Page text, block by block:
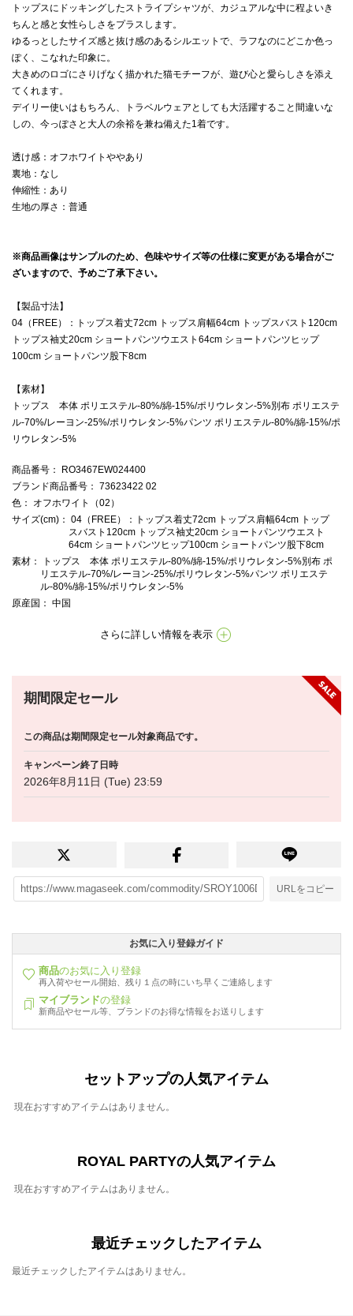
トップスにドッキングしたストライプシャツが、カジュアルな中に程よいき
ちんと感と女性らしさをプラスします。
ゆるっとしたサイズ感と抜け感のあるシルエットで、ラフなのにどこか色っ
ぽく、こなれた印象に。
大きめのロゴにさりげなく描かれた猫モチーフが、遊び心と愛らしさを添え
てくれます。
デイリー使いはもちろん、トラベルウェアとしても大活躍すること間違いな
しの、今っぽさと大人の余裕を兼ね備えた1着です。
透け感：オフホワイトややあり
裏地：なし
伸縮性：あり
生地の厚さ：普通
※商品画像はサンプルのため、色味やサイズ等の仕様に変更がある場合がご
ざいますので、予めご了承下さい。
【製品寸法】
04（FREE）：トップス着丈72cm トップス肩幅64cm トップスバスト120cm
トップス袖丈20cm ショートパンツウエスト64cm ショートパンツヒップ
100cm ショートパンツ股下8cm
【素材】
トップス 本体 ポリエステル-80%/綿-15%/ポリウレタン-5%別布 ポリエステ
ル-70%/レーヨン-25%/ポリウレタン-5%パンツ ポリエステル-80%/綿-15%/ポ
リウレタン-5%
商品番号 ： RO3467EW024400
ブランド商品番号 ： 73623422 02
色 ： オフホワイト（02）
サイズ(cm) ： 04（FREE）：トップス着丈72cm トップス肩幅64cm トップ
スバスト120cm トップス袖丈20cm ショートパンツウエスト
64cm ショートパンツヒップ100cm ショートパンツ股下8cm
素材 ： トップス 本体 ポリエステル-80%/綿-15%/ポリウレタン-5%別布 ポ
リエステル-70%/レーヨン-25%/ポリウレタン-5%パンツ ポリエステ
ル-80%/綿-15%/ポリウレタン-5%
原産国 ： 中国
さらに詳しい情報を表示
期間限定セール
この商品は期間限定セール対象商品です。
キャンペーン終了日時
2026年8月11日 (Tue) 23:59
URLをコピー
お気に入り登録ガイド
商品のお気に入り登録
再入荷やセール開始、残り１点の時にいち早くご連絡します
マイブランドの登録
新商品やセール等、ブランドのお得な情報をお送りします
セットアップの人気アイテム
現在おすすめアイテムはありません。
ROYAL PARTYの人気アイテム
現在おすすめアイテムはありません。
最近チェックしたアイテム
最近チェックしたアイテムはありません。